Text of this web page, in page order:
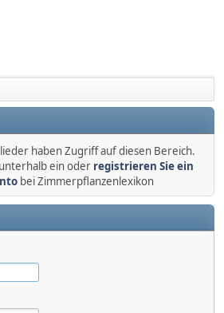
haben Zugriff auf diesen Bereich.
ein oder registrieren Sie ein
bei Zimmerpflanzenlexikon